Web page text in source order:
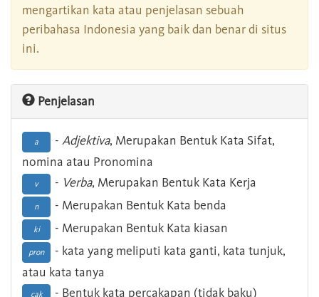
mengartikan kata atau penjelasan sebuah
peribahasa Indonesia yang baik dan benar di situs
ini.
Penjelasan
a - Adjektiva, Merupakan Bentuk Kata Sifat,
nomina atau Pronomina
v - Verba, Merupakan Bentuk Kata Kerja
n - Merupakan Bentuk Kata benda
ki - Merupakan Bentuk Kata kiasan
pron
- kata yang meliputi kata ganti, kata tunjuk,
atau kata tanya
cak - Bentuk kata percakapan (tidak baku)